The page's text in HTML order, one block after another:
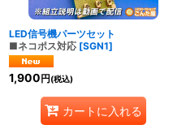
LED信号機パーツセット
■ネコポス対応 [SGN1]
1,900 円 (税込)
カートに入れる